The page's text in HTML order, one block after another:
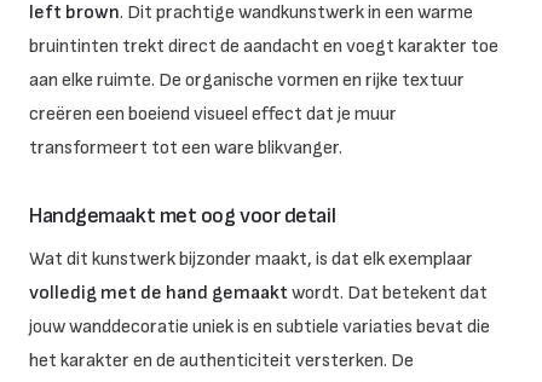
left brown. Dit prachtige wandkunstwerk in een warme
bruintinten trekt direct de aandacht en voegt karakter toe
aan elke ruimte. De organische vormen en rijke textuur
creëren een boeiend visueel effect dat je muur
transformeert tot een ware blikvanger.
Handgemaakt met oog voor detail
Wat dit kunstwerk bijzonder maakt, is dat elk exemplaar
volledig met de hand gemaakt wordt. Dat betekent dat
jouw wanddecoratie uniek is en subtiele variaties bevat die
het karakter en de authenticiteit versterken. De